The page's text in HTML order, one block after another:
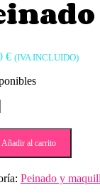
€ (IVA INCLUIDO)
Añadir al carrito
Peinado y